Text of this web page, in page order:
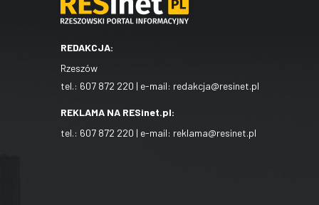
REDAKCJA:
Rzeszów
tel.: 607 872 220 | e-mail: redakcja@resinet.pl
REKLAMA NA RESinet.pl:
tel.: 607 872 220 | e-mail: reklama@resinet.pl